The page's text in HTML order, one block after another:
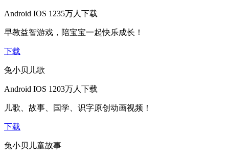
Android IOS 1235万人下载
早教益智游戏，陪宝宝一起快乐成长！
下载
兔小贝儿歌
Android IOS 1203万人下载
儿歌、故事、国学、识字原创动画视频！
下载
兔小贝儿童故事